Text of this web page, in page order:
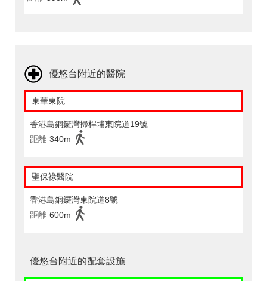
優悠台附近的醫院
東華東院
香港島銅鑼灣掃桿埔東院道19號
距離 340m
聖保祿醫院
香港島銅鑼灣東院道8號
距離 600m
優悠台附近的配套設施